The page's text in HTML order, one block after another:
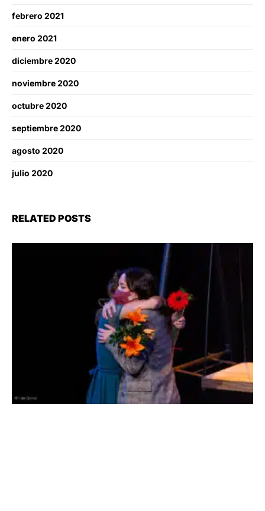
febrero 2021
enero 2021
diciembre 2020
noviembre 2020
octubre 2020
septiembre 2020
agosto 2020
julio 2020
RELATED POSTS